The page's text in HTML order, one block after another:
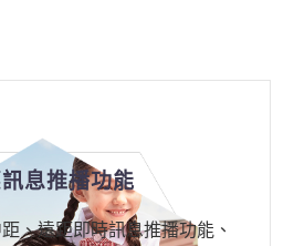
息推播功能
、遠距即時訊息推播功能、